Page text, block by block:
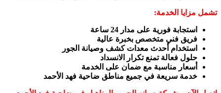
تشمل مزايا الخدمة:
استجابة فورية على مدار 24 ساعة
فريق فني متخصص بخبرة عالية
استخدام أحدث معدات كشف وصيانة الجور
حلول فعالة تمنع تكرار الانسداد
أسعار مناسبة مع ضمان على الخدمة
خدمة سريعة في جميع مناطق ضاحية فهد الأحمد